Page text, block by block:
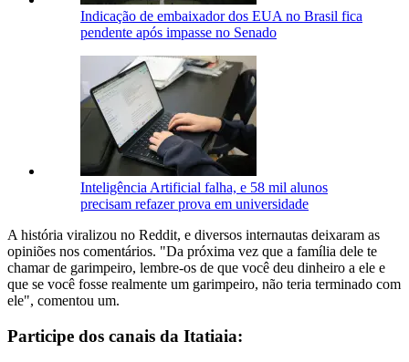
Indicação de embaixador dos EUA no Brasil fica
pendente após impasse no Senado
Inteligência Artificial falha, e 58 mil alunos
precisam refazer prova em universidade
A história viralizou no Reddit, e diversos internautas deixaram as
opiniões nos comentários. "Da próxima vez que a família dele te
chamar de garimpeiro, lembre-os de que você deu dinheiro a ele e
que se você fosse realmente um garimpeiro, não teria terminado com
ele", comentou um.
Participe dos canais da Itatiaia: